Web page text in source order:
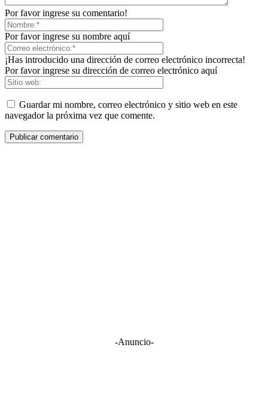
Por favor ingrese su comentario!
Por favor ingrese su nombre aquí
¡Has introducido una dirección de correo electrónico incorrecta!
Por favor ingrese su dirección de correo electrónico aquí
Guardar mi nombre, correo electrónico y sitio web en este
navegador la próxima vez que comente.
-Anuncio-